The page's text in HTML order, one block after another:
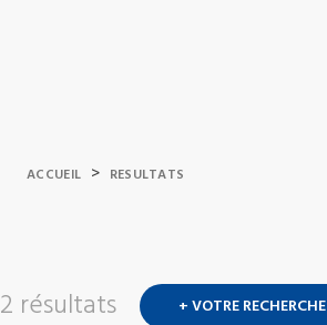
ACCUEIL > RESULTATS
2 résultats + VOTRE RECHERCHE